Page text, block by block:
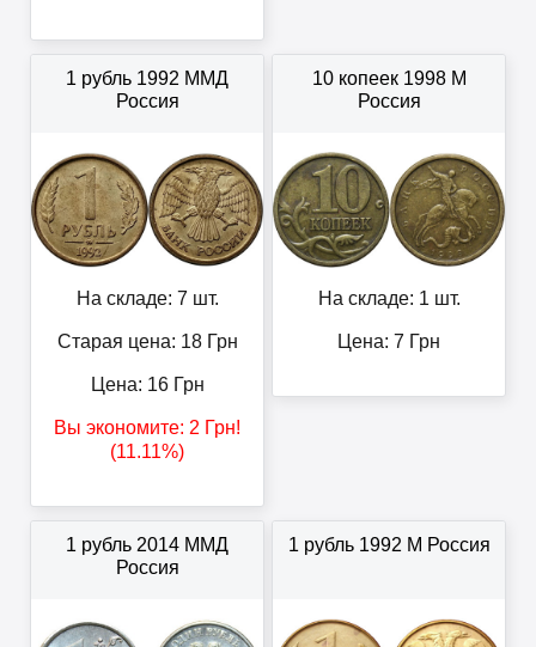
1 рубль 1992 ММД
Россия
На складе: 7 шт.
Старая цена: 18Грн
Цена: 16Грн
Вы экономите: 2 Грн!
(11.11%)
10 копеек 1998 М
Россия
На складе: 1 шт.
Цена: 7 Грн
1 рубль 2014 ММД
Россия
1 рубль 1992 М Россия